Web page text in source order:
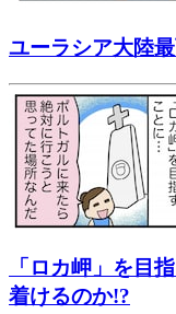
ユーラシア大陸
「ロカ岬」を目
着けるのか!?